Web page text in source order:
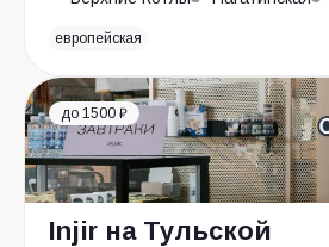
европейская
до 1500 ₽
Injir на Тульской